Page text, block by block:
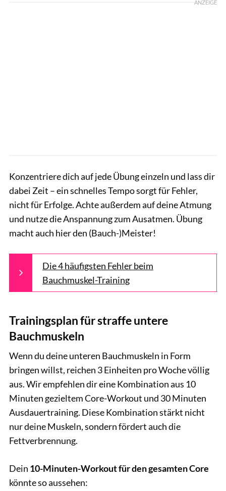
ANZEIGE
Konzentriere dich auf jede Übung einzeln und lass dir
dabei Zeit – ein schnelles Tempo sorgt für Fehler,
nicht für Erfolge. Achte außerdem auf deine Atmung
und nutze die Anspannung zum Ausatmen. Übung
macht auch hier den (Bauch-)Meister!
Die 4 häufigsten Fehler beim
Bauchmuskel-Training
Trainingsplan für straffe untere
Bauchmuskeln
Wenn du deine unteren Bauchmuskeln in Form
bringen willst, reichen 3 Einheiten pro Woche völlig
aus. Wir empfehlen dir eine Kombination aus 10
Minuten gezieltem Core-Workout und 30 Minuten
Ausdauertraining. Diese Kombination stärkt nicht
nur deine Muskeln, sondern fördert auch die
Fettverbrennung.
Dein 10-Minuten-Workout für den gesamten Core
könnte so aussehen: